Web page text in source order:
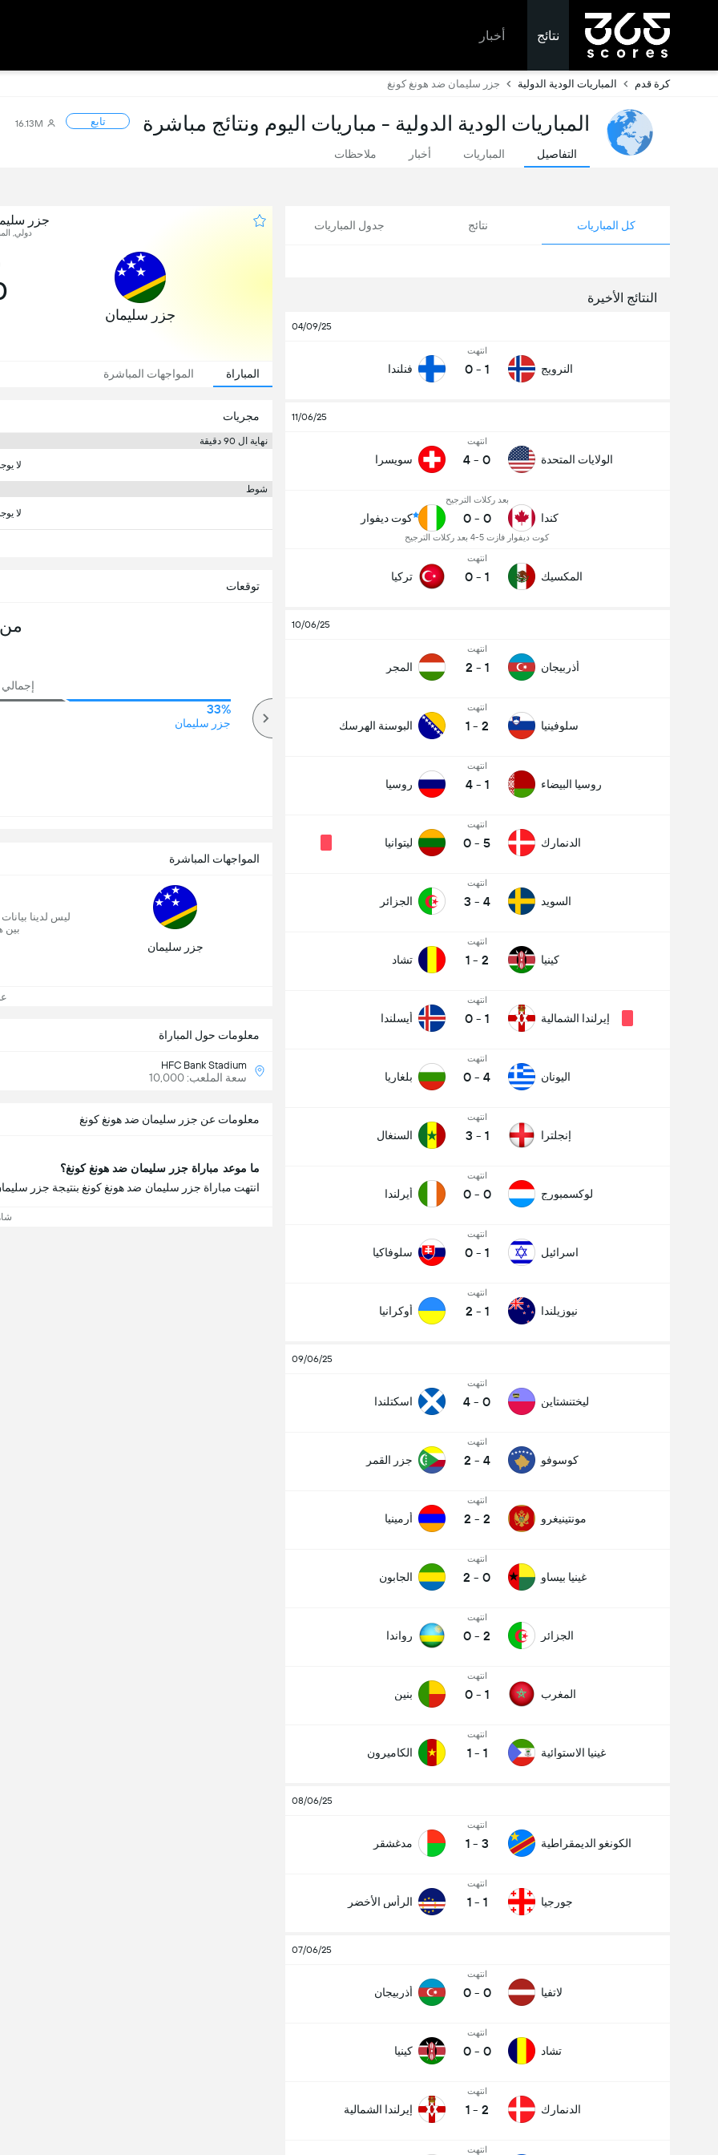
نتائج أخبار
كرة قدم المباريات الودية الدولية جزر سليمان ضد هونغ كونغ
المباريات الودية الدولية - مباريات اليوم ونتائج مباشرة تابع 16.13M
التفاصيل المباريات أخبار ملاحظات
كل المباريات نتائج جدول المباريات
النتائج الأخيرة
04/09/25
النرويج
انتهت
1
-
0 فنلندا
11/06/25
الولايات المتحدة
انتهت
0
-
4 سويسرا
كندا
بعد ركلات الترجيح
0
-
0
كوت ديفوار فازت 5-4 بعد ركلات الترجيح
كوت ديفوار
المكسيك
انتهت
1
-
0 تركيا
10/06/25
أذربيجان
انتهت
1
-
2 المجر
سلوفينيا
انتهت
2
-
1 البوسنة الهرسك
روسيا البيضاء
انتهت
1
-
4 روسيا
الدنمارك
انتهت
5
-
0 ليتوانيا
السويد
انتهت
4
-
3 الجزائر
كينيا
انتهت
2
-
1 تشاد
إيرلندا الشمالية
انتهت
1
-
0 أيسلندا
اليونان
انتهت
4
-
0 بلغاريا
إنجلترا
انتهت
1
-
3 السنغال
لوكسمبورج
انتهت
0
-
0 أيرلندا
اسرائيل
انتهت
1
-
0 سلوفاكيا
نيوزيلندا
انتهت
1
-
2 أوكرانيا
09/06/25
ليختنشتاين
انتهت
0
-
4 اسكتلندا
كوسوفو
انتهت
4
-
2 جزر القمر
مونتينيغرو
انتهت
2
-
2 أرمينيا
غينيا بيساو
انتهت
0
-
2 الجابون
الجزائر
انتهت
2
-
0 رواندا
المغرب
انتهت
1
-
0 بنين
غينيا الاستوائية
انتهت
1
-
1 الكاميرون
08/06/25
الكونغو الديمقراطية
انتهت
3
-
1 مدغشقر
جورجيا
انتهت
1
-
1 الرأس الأخضر
07/06/25
لاتفيا
انتهت
0
-
0 أذربيجان
تشاد
انتهت
0
-
0 كينيا
الدنمارك
انتهت
2
-
1 إيرلندا الشمالية
انتهت
جزر
دولي,
جزر سليمان
المباراة المواجهات المباشرة
مجريات
نهاية ال 90 دقيقة
لا
شوط
لا
معلومات حول المباراة
HFC Bank Stadium
سعة الملعب: 10,000
توقعات
إجمالي
33%
جزر سليمان
المواجهات المباشرة
جزر سليمان
ليس لدينا
بين
معلومات عن جزر سليمان ضد هونغ كونغ
ما موعد مباراة جزر سليمان ضد هونغ كونغ؟
انتهت مباراة جزر سليمان ضد هونغ كونغ بنتيجة جزر سليمان 0 - 3 هونغ